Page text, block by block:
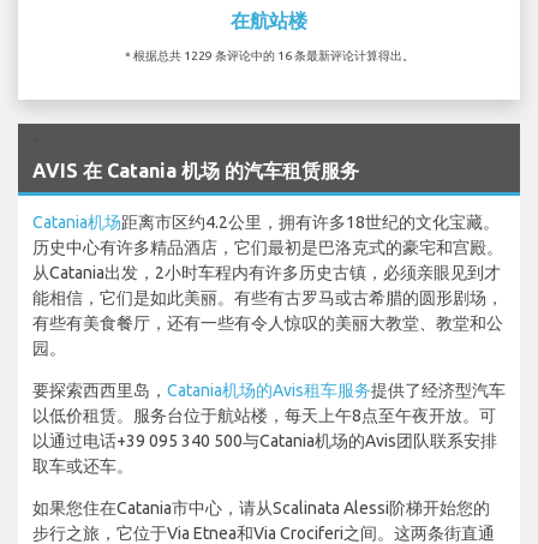
在航站楼
* 根据总共 1229 条评论中的 16 条最新评论计算得出。
AVIS 在 Catania 机场 的汽车租赁服务
Catania机场距离市区约4.2公里，拥有许多18世纪的文化宝藏。
历史中心有许多精品酒店，它们最初是巴洛克式的豪宅和宫殿。
从Catania出发，2小时车程内有许多历史古镇，必须亲眼见到才
能相信，它们是如此美丽。有些有古罗马或古希腊的圆形剧场，
有些有美食餐厅，还有一些有令人惊叹的美丽大教堂、教堂和公
园。
要探索西西里岛， Catania机场的Avis租车服务提供了经济型汽车
以低价租赁。服务台位于航站楼，每天上午8点至午夜开放。可
以通过电话+39 095 340 500与Catania机场的Avis团队联系安排
取车或还车。
如果您住在Catania市中心，请从Scalinata Alessi阶梯开始您的
步行之旅，它位于Via Etnea和Via Crociferi之间。这两条街直通